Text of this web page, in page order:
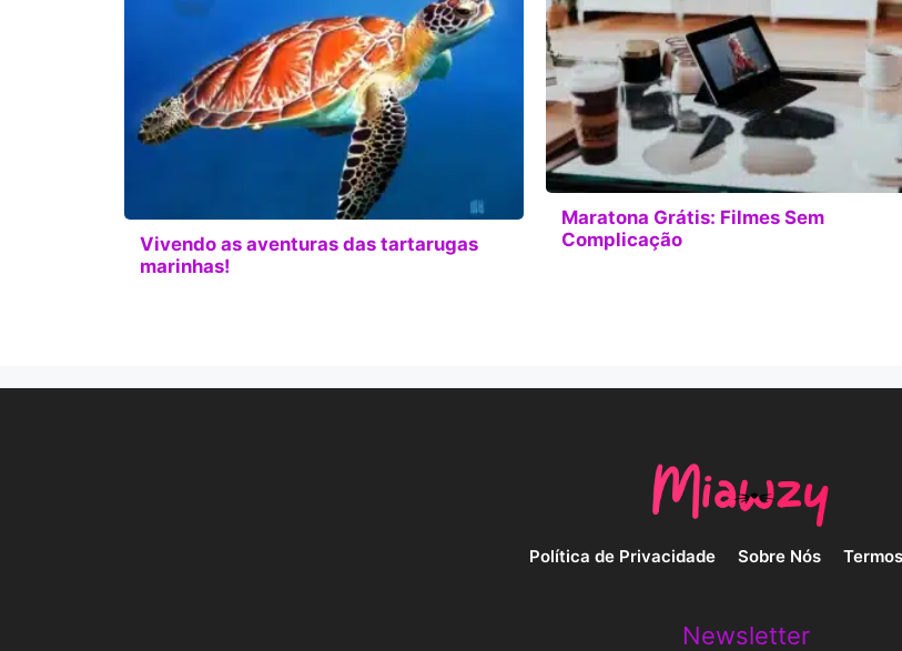
Vivendo as aventuras das tartarugas
marinhas!
Maratona Grátis: Filmes Sem
Complicação
Política de Privacidade Sobre Nós
Newsletter